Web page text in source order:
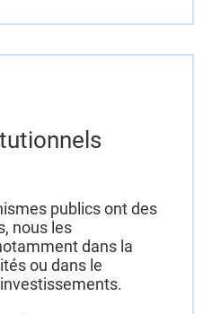
publics ont des
nous les
dans la
ou dans le